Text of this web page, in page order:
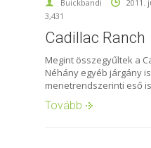
Buickbandi 2011.
3,431
Cadillac Ranch
Megint összegyűltek a
Néhány egyéb járgány
menetrendszerinti eső
Tovább